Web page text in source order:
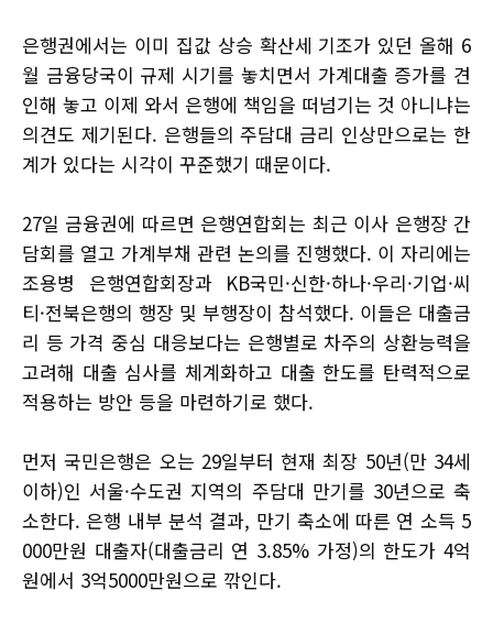
은행권에서는 이미 집값 상승 확산세 기조가 있던 올해 6
월 금융당국이 규제 시기를 놓치면서 가계대출 증가를 견
인해 놓고 이제 와서 은행에 책임을 떠넘기는 것 아니냐는
의견도 제기된다. 은행들의 주담대 금리 인상만으로는 한
계가 있다는 시각이 꾸준했기 때문이다.
27일 금융권에 따르면 은행연합회는 최근 이사 은행장 간
담회를 열고 가계부채 관련 논의를 진행했다. 이 자리에는
조용병 은행연합회장과 KB국민·신한·하나·우리·기업·씨
티·전북은행의 행장 및 부행장이 참석했다. 이들은 대출금
리 등 가격 중심 대응보다는 은행별로 차주의 상환능력을
고려해 대출 심사를 체계화하고 대출 한도를 탄력적으로
적용하는 방안 등을 마련하기로 했다.
먼저 국민은행은 오는 29일부터 현재 최장 50년(만 34세
이하)인 서울·수도권 지역의 주담대 만기를 30년으로 축
소한다. 은행 내부 분석 결과, 만기 축소에 따른 연 소득 5
000만원 대출자(대출금리 연 3.85% 가정)의 한도가 4억
원에서 3억5000만원으로 깎인다.